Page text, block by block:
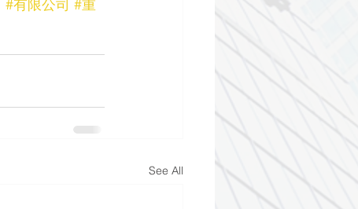
#有限公司 #重
See All